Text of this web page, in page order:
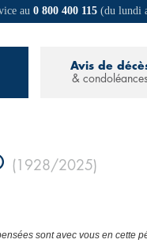
au 0 800 400 115(du lundi
Avis de
& condoléances
(1928/2025)
sont avec vous en cette